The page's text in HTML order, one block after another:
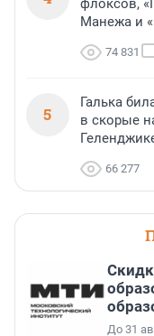
флоксов,
Манежа и
74 831
5
Галька
в скорые
66 277
До 31